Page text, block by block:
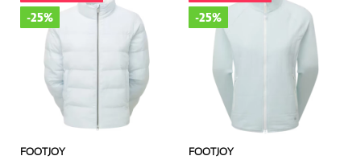
FOOTJOY
-25%
FOOTJOY
-25%